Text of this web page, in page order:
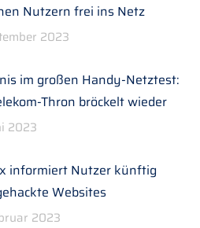
Nutzern frei ins Netz
2023
im großen Handy-Netztest:
Thron bröckelt wieder
2023
informiert Nutzer künftig
Websites
2023